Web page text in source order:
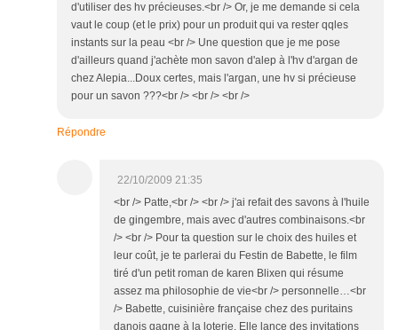
d'utiliser des hv précieuses.<br /> Or, je me demande si cela
vaut le coup (et le prix) pour un produit qui va rester qqles
instants sur la peau <br /> Une question que je me pose
d'ailleurs quand j'achète mon savon d'alep à l'hv d'argan de
chez Alepia...Doux certes, mais l'argan, une hv si précieuse
pour un savon ???<br /> <br /> <br />
Répondre
22/10/2009 21:35
<br /> Patte,<br /> <br /> j'ai refait des savons à l'huile
de gingembre, mais avec d'autres combinaisons.<br
/> <br /> Pour ta question sur le choix des huiles et
leur coût, je te parlerai du Festin de Babette, le film
tiré d'un petit roman de karen Blixen qui résume
assez ma philosophie de vie<br /> personnelle…<br
/> Babette, cuisinière française chez des puritains
danois gagne à la loterie. Elle lance des invitations